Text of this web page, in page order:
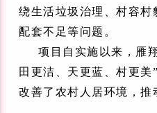
绕生活垃圾治理、村容
配套不足等问题。
项目自实施以来，雁
田更洁、天更蓝、村更
改善了农村人居环境，推